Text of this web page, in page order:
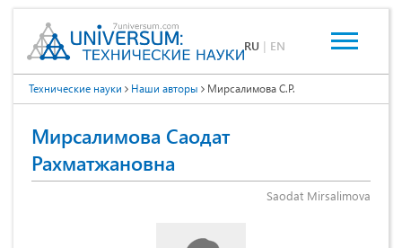
RU | EN
Технические науки Наши авторы Мирсалимова С.Р.
Мирсалимова Саодат
Рахматжановна
Saodat Mirsalimova